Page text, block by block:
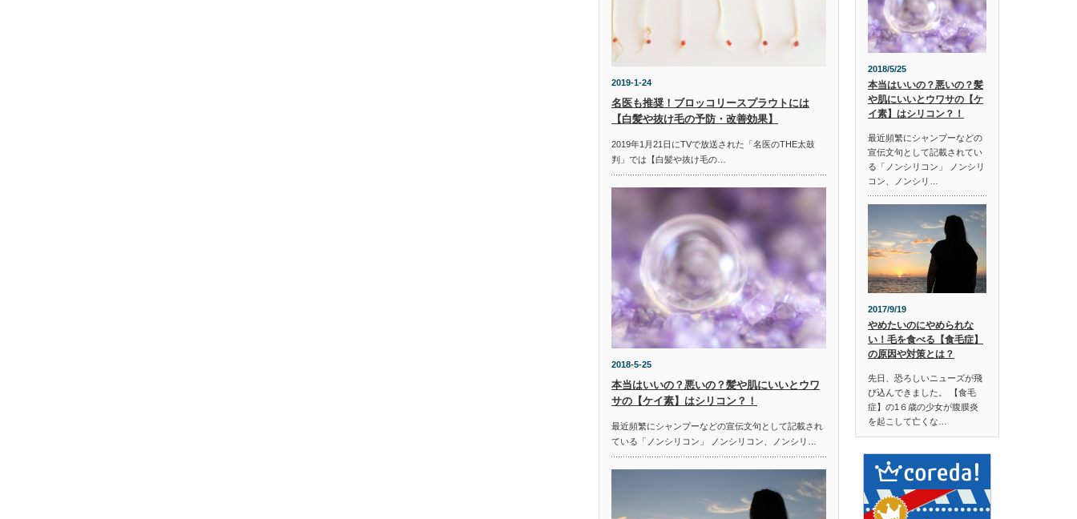
2019-1-24
名医も推奨！ブロッコリースプラウトには
【白髪や抜け毛の予防・改善効果】
2019年1月21日にTVで放送された「名医のTHE太鼓
判」では【白髪や抜け毛の…
2018-5-25
本当はいいの？悪いの？髪や肌にいいとウワ
サの【ケイ素】はシリコン？！
最近頻繁にシャンプーなどの宣伝文句として記載され
ている「ノンシリコン」 ノンシリコン、ノンシリ…
2018/5/25
本当はいいの？悪いの？髪
や肌にいいとウワサの【ケ
イ素】はシリコン？！
最近頻繁にシャンプーなどの
宣伝文句として記載されてい
る「ノンシリコン」 ノンシリ
コン、ノンシリ…
2017/9/19
やめたいのにやめられな
い！毛を食べる【食毛症】
の原因や対策とは？
先日、恐ろしいニューズが飛
び込んできました。 【食毛
症】の1６歳の少女が腹膜炎
を起こして亡くな…